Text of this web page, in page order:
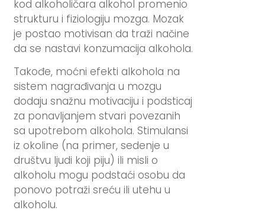
kod alkoholičara alkohol promenio
strukturu i fiziologiju mozga. Mozak
je postao motivisan da traži načine
da se nastavi konzumacija alkohola.
Takođe, moćni efekti alkohola na
sistem nagrađivanja u mozgu
dodaju snažnu motivaciju i podsticaj
za ponavljanjem stvari povezanih
sa upotrebom alkohola. Stimulansi
iz okoline (na primer, sedenje u
društvu ljudi koji piju) ili misli o
alkoholu mogu podstaći osobu da
ponovo potraži sreću ili utehu u
alkoholu.